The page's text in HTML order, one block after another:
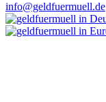
info@geldfuermuell.de